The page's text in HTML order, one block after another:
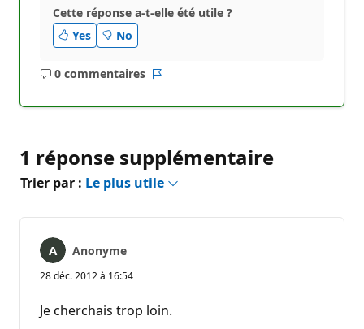
Cette réponse a-t-elle été utile ?
Yes
No
0 commentaires
Aucun
1 réponse supplémentaire
Trier par : Le plus utile
Anonyme
28 déc. 2012 à 16:54
Je cherchais trop loin.